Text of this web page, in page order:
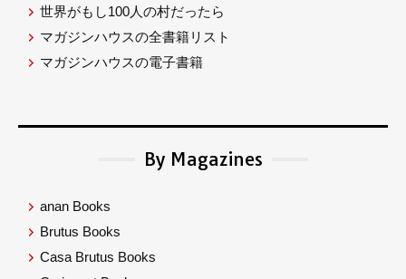
世界がもし100人の村だったら
マガジンハウスの全書籍リスト
マガジンハウスの電子書籍
By Magazines
anan Books
Brutus Books
Casa Brutus Books